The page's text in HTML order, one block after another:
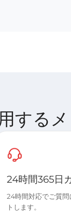
するメ
24時間365日
24時間対応でご質
トします。